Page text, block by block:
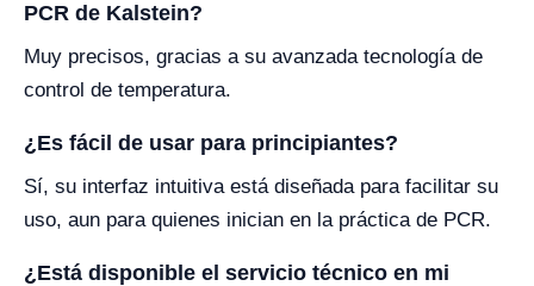
PCR de Kalstein?
Muy precisos, gracias a su avanzada tecnología de
control de temperatura.
¿Es fácil de usar para principiantes?
Sí, su interfaz intuitiva está diseñada para facilitar su
uso, aun para quienes inician en la práctica de PCR.
¿Está disponible el servicio técnico en mi